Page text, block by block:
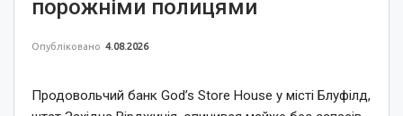
порожніми полицями
Опубліковано 4.08.2026
Продовольчий банк God’s Store House у місті Блуфілд,